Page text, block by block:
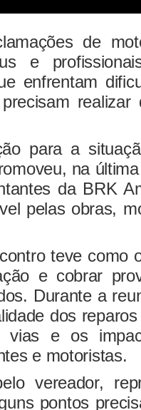
de
e
enfrentam
realizar
para a
na
da BRK
pelas obras,
teve como
e cobrar
Durante a
dos
vias e os
e motoristas.
vereador,
pontos